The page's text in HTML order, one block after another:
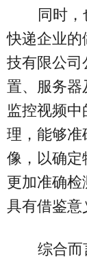
同时
快递企业的
技有限公司
置、服务器
监控视频
理，能够准
像，以确定
更加准确检
具有借鉴意
综合而